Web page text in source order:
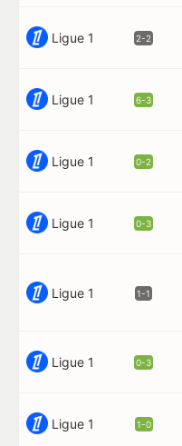
Ligue 1 2-2
Ligue 1 6-3
Ligue 1 0-2
Ligue 1 0-3
Ligue 1 1-1
Ligue 1 0-3
Ligue 1 1-0